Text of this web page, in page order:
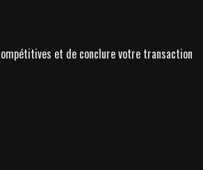
et de conclure votre transaction